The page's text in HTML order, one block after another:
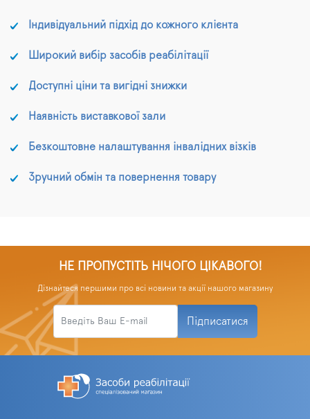
щадить, для людей, які
підвищеної чутливості.
Індивідуальний підхід до кожного клієнта
Широкий вибір засобів реабілітації
Доступні ціни та вигідні знижки
Наявність виставкової зали
Безкоштовне налаштування інвалідних візків
Зручний обмін та повернення товару
НЕ ПРОПУСТІТЬ НІЧОГО ЦІКАВОГО!
Дізнайтеся першими про всі новини та акції нашого магазину
Підписатися